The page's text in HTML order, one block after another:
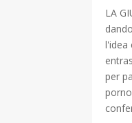
LA
l'idea
per